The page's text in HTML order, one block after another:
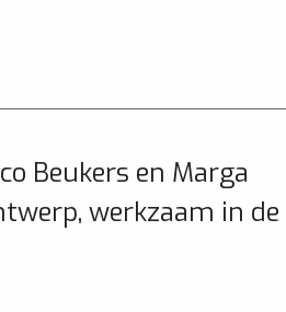
Beukers en Marga
werkzaam in de